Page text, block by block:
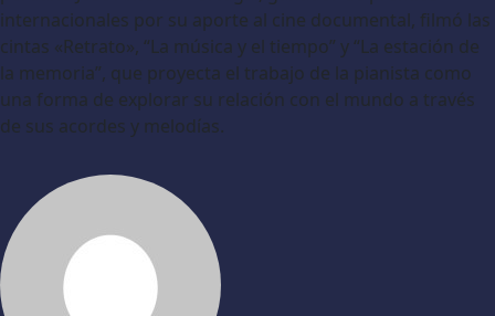
internacionales por su aporte al cine documental, filmó las
cintas «Retrato», “La música y el tiempo” y “La estación de
la memoria”, que proyecta el trabajo de la pianista como
una forma de explorar su relación con el mundo a través
de sus acordes y melodías.